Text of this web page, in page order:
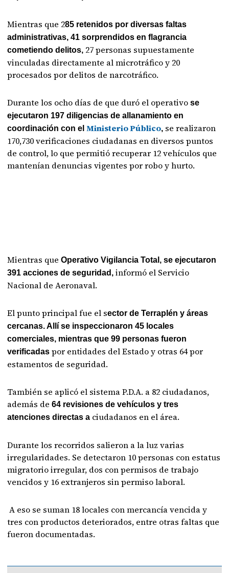
Mientras que 285 retenidos por diversas faltas
administrativas, 41 sorprendidos en flagrancia
cometiendo delitos, 27 personas supuestamente
vinculadas directamente al microtráfico y 20
procesados por delitos de narcotráfico.
Durante los ocho días de que duró el operativose
ejecutaron 197 diligencias de allanamiento en
coordinación con elMinisterio Público, se realizaron
170,730 verificaciones ciudadanas en diversos puntos
de control, lo que permitió recuperar 12 vehículos que
mantenían denuncias vigentes por robo y hurto.
Mientras que Operativo Vigilancia Total, se ejecutaron
391 acciones de seguridad, informó el Servicio
Nacional de Aeronaval.
El punto principal fue el sector de Terraplén y áreas
cercanas. Allí se inspeccionaron 45 locales
comerciales, mientras que 99 personas fueron
verificadas por entidades del Estado y otras 64 por
estamentos de seguridad.
También se aplicó el sistema P.D.A. a 82 ciudadanos,
además de64 revisiones de vehículos y tres
atenciones directas a ciudadanos en el área.
Durante los recorridos salieron a la luz varias
irregularidades. Se detectaron 10 personas con estatus
migratorio irregular, dos con permisos de trabajo
vencidos y 16 extranjeros sin permiso laboral.
A eso se suman 18 locales con mercancía vencida y
tres con productos deteriorados, entre otras faltas que
fueron documentadas.